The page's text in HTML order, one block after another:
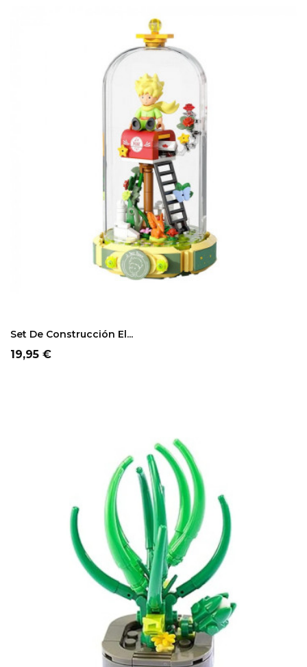
Set De Construcción El...
Precio
19,95 €